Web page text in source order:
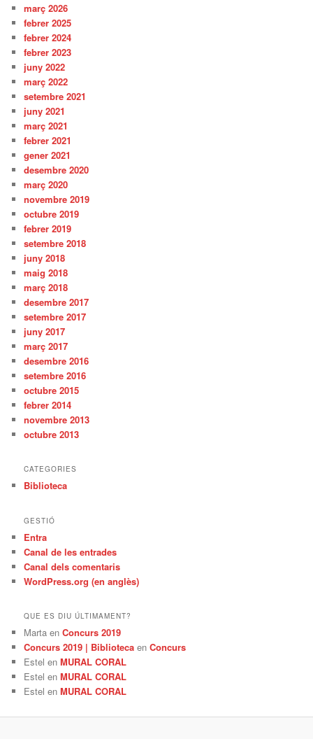
març 2026
febrer 2025
febrer 2024
febrer 2023
juny 2022
març 2022
setembre 2021
juny 2021
març 2021
febrer 2021
gener 2021
desembre 2020
març 2020
novembre 2019
octubre 2019
febrer 2019
setembre 2018
juny 2018
maig 2018
març 2018
desembre 2017
setembre 2017
juny 2017
març 2017
desembre 2016
setembre 2016
octubre 2015
febrer 2014
novembre 2013
octubre 2013
CATEGORIES
Biblioteca
GESTIÓ
Entra
Canal de les entrades
Canal dels comentaris
WordPress.org (en anglès)
QUE ES DIU ÚLTIMAMENT?
Marta enConcurs 2019
Concurs 2019 | Biblioteca enConcurs
Estel enMURAL CORAL
Estel enMURAL CORAL
Estel enMURAL CORAL